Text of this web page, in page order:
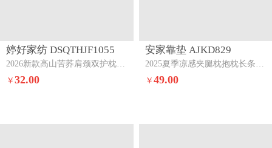
婷好家纺 DSQTHJF1055
2026新款高山苦荞肩颈双护枕头枕芯高山苦荞肩颈双护枕
￥32.00
安家靠垫 AJKD829
2025夏季凉感夹腿枕抱枕长条枕孕妇枕床头靠背靠垫跨境外贸【有】春夏秋季-樱花粉
￥ 49.00